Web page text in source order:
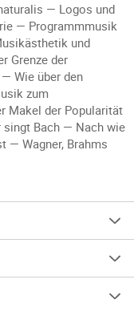
— Logos und
— Programmmusik
und
Grenze der
Wie über den
zum
Makel der Popularität
Bach — Nach wie
— Wagner, Brahms